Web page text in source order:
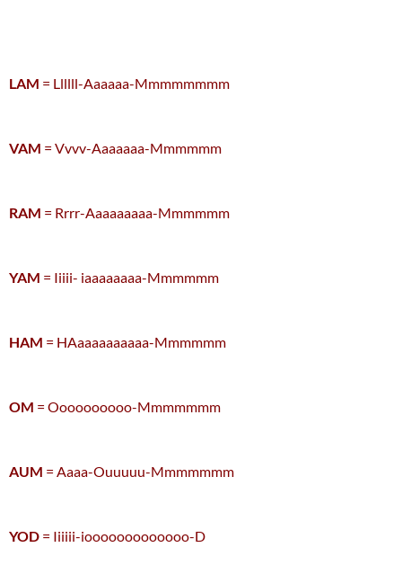
LAM = Llllll-Aaaaaa-Mmmmmmmm
VAM = Vvvv-Aaaaaaa-Mmmmmm
RAM = Rrrr-Aaaaaaaaa-Mmmmmm
YAM = Iiiii- iaaaaaaaa-Mmmmmm
HAM = HAaaaaaaaaaa-Mmmmmm
OM = Oooooooooo-Mmmmmmm
AUM = Aaaa-Ouuuuu-Mmmmmmm
YOD = Iiiiii-iooooooooooooo-D